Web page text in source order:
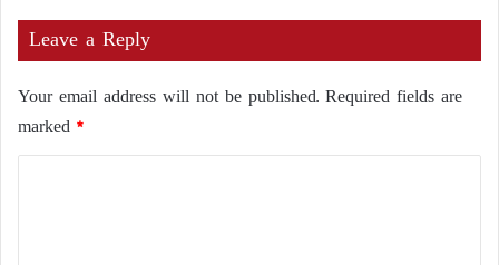
Leave a Reply
Your email address will not be published. Required fields are
marked *